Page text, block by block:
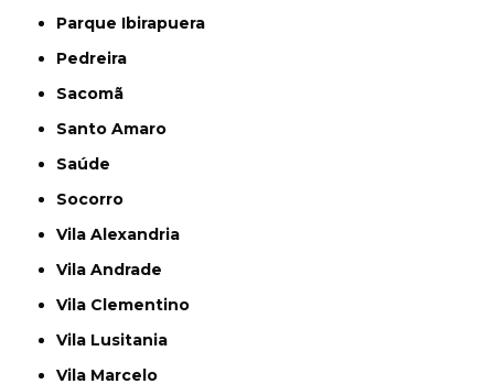
Parque Ibirapuera
Pedreira
Sacomã
Santo Amaro
Saúde
Socorro
Vila Alexandria
Vila Andrade
Vila Clementino
Vila Lusitania
Vila Marcelo